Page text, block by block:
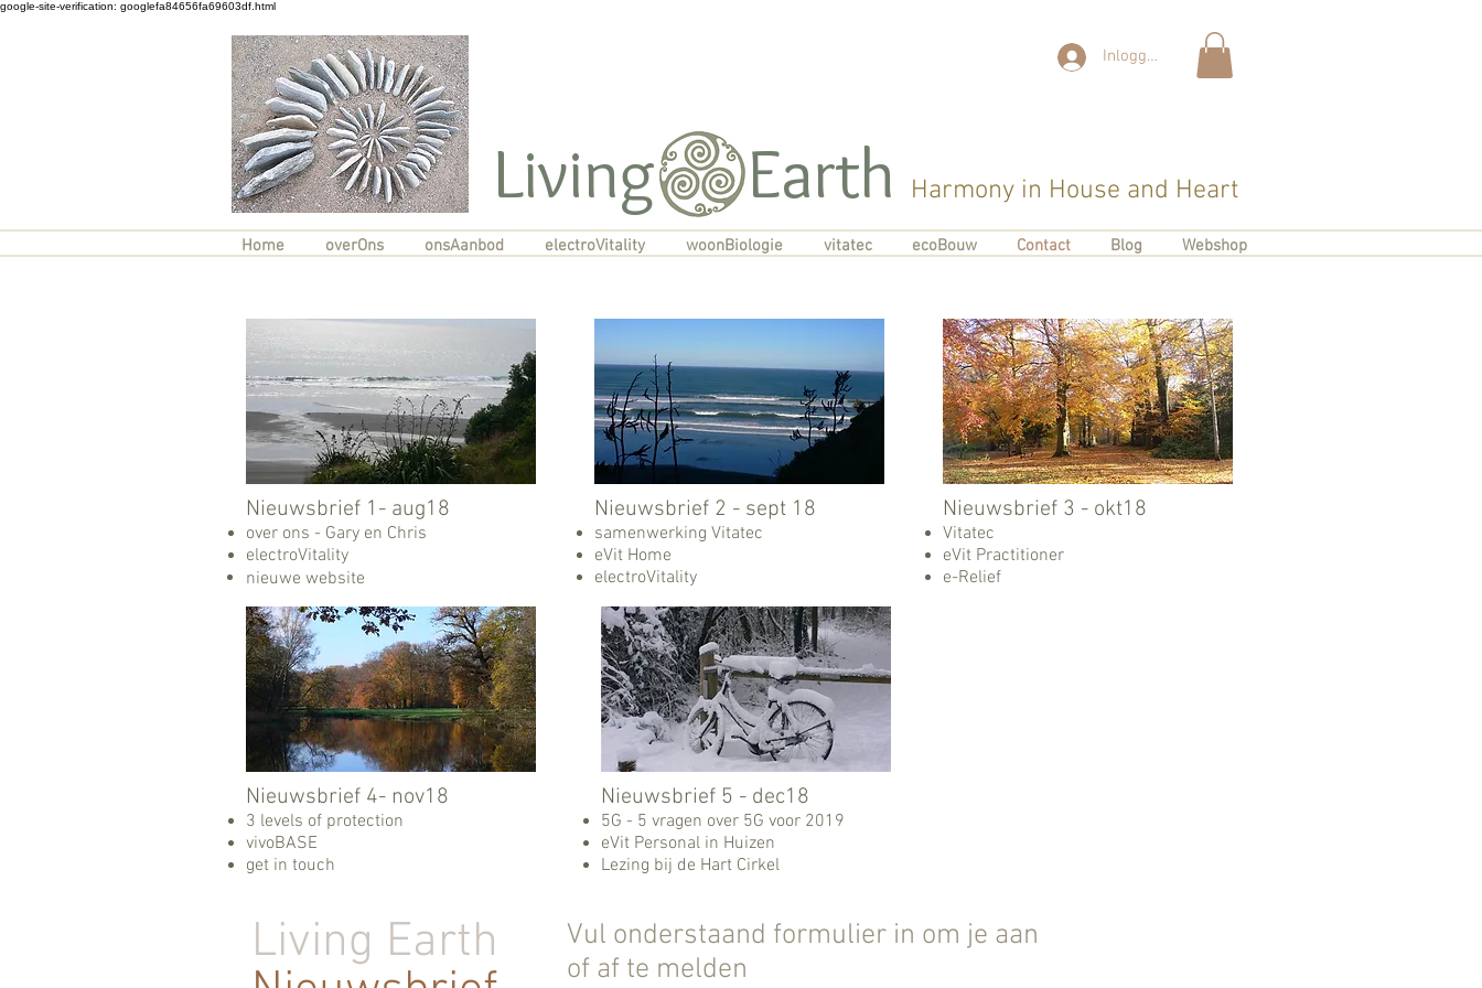
google-site-verification: googlefa84656fa69603df.html
Inloggen
Living Earth Harmony in House and Heart
Home overOns onsAanbod electroVitality woonBiologie vitatec ecoBouw Contact Blog Webshop
Nieuwsbrief​ 1- aug18
over ons - Gary en Chris
electroVitality
nieuwe website
Nieuwsbrief 4- nov18
3 levels of protection
vivoBASE
get in touch
Nieuwsbrief 2​ - sept 18
samenwerking Vitatec
eVit Home
electroVitality
Nieuwsbrief 3 - okt18
Vitatec
eVit Practitioner
e-Relief
Nieuwsbrief 5 - dec18
5G - 5 vragen over 5G voor 2019
eVit Personal in Huizen
Lezing bij de Hart Cirkel
Living Earth
Vul onderstaand formulier in om je aan
of af te melden